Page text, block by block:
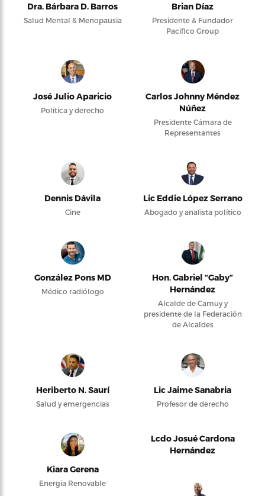
Dra. Bárbara D. Barros
Salud Mental & Menopausia
Brian Díaz
Presidente & Fundador
Pacifico Group
José Julio Aparicio
Política y derecho
Carlos Johnny Méndez
Núñez
Presidente Cámara de
Representantes
Dennis Dávila
Cine
Lic Eddie López Serrano
Abogado y analista político
González Pons MD
Médico radiólogo
Hon. Gabriel “Gaby”
Hernández
Alcalde de Camuy y
presidente de la Federación
de Alcaldes
Heriberto N. Saurí
Salud y emergencias
Lic Jaime Sanabria
Profesor de derecho
Kiara Gerena
Energía Renovable
Lcdo Josué Cardona
Hernández